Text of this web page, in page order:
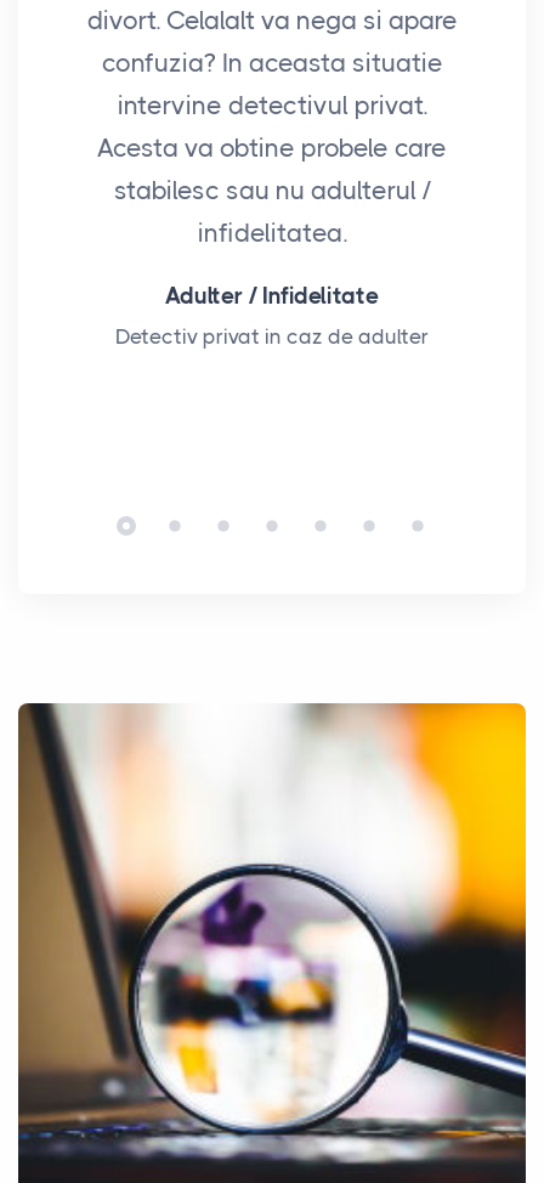
divort. Celalalt va nega si apare
confuzia? In aceasta situatie
intervine detectivul privat.
Acesta va obtine probele care
stabilesc sau nu adulterul /
infidelitatea.
Adulter / Infidelitate
Detectiv privat in caz de adulter